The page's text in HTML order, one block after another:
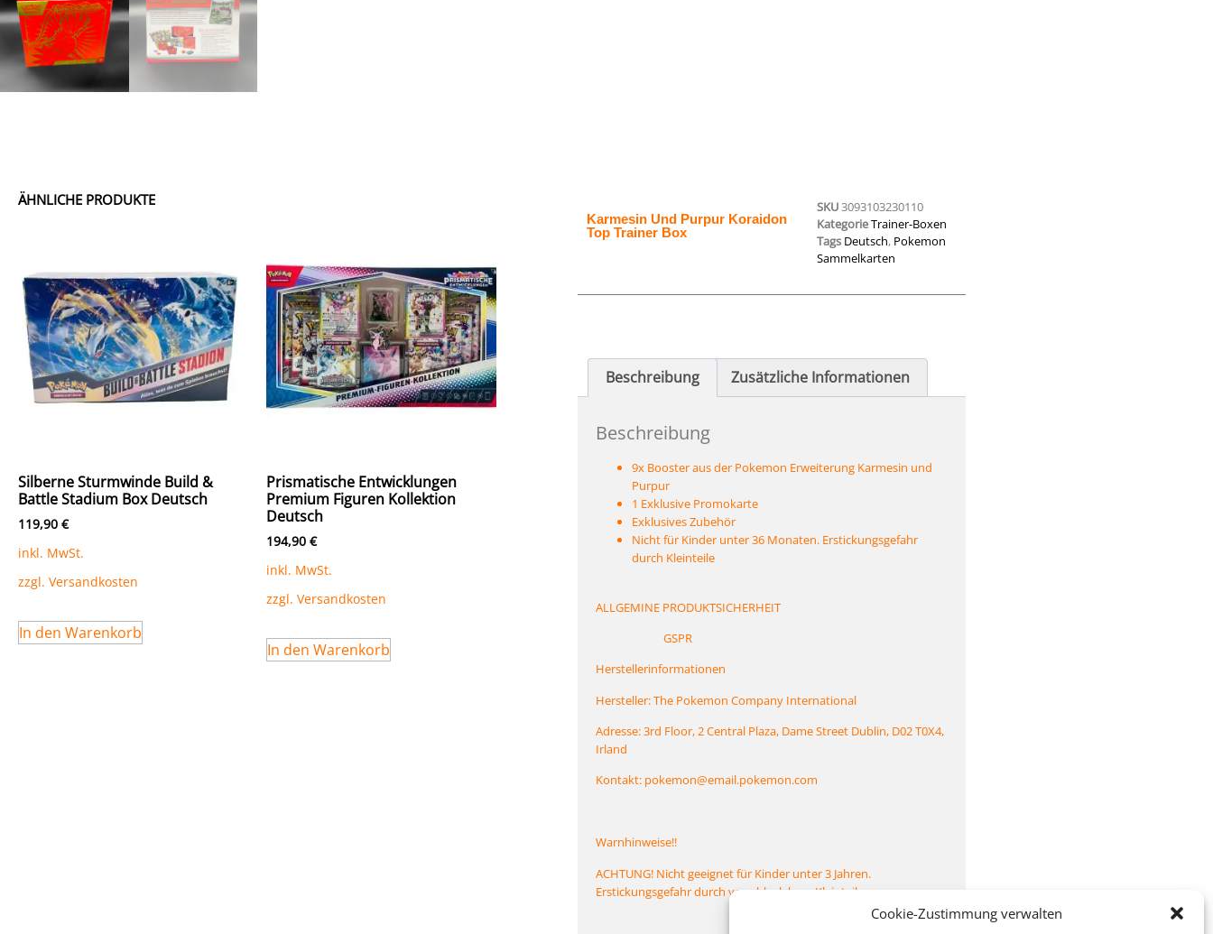
Cookie-Zustimmung verwalten
ÄHNLICHE PRODUKTE
Silberne Sturmwinde Build &
Battle Stadium Box Deutsch
119,90 €
inkl. MwSt.
zzgl. Versandkosten
In den Warenkorb
Prismatische Entwicklungen
Premium Figuren Kollektion
Deutsch
194,90 €
inkl. MwSt.
zzgl. Versandkosten
In den Warenkorb
Karmesin Und Purpur Koraidon
Top Trainer Box
SKU3093103230110
KategorieTrainer-Boxen
Tags Deutsch, Pokemon
Sammelkarten
Beschreibung Zusätzliche Informationen
Beschreibung
9x Booster aus der Pokemon Erweiterung Karmesin und
Purpur
1 Exklusive Promokarte
Exklusives Zubehör
Nicht für Kinder unter 36 Monaten. Erstickungsgefahr
durch Kleinteile
ALLGEMINE PRODUKTSICHERHEIT
GSPR
Herstellerinformationen
Hersteller: The Pokemon Company International
Adresse: 3rd Floor, 2 Central Plaza, Dame Street Dublin, D02 T0X4,
Irland
Kontakt: pokemon@email.pokemon.com
Warnhinweise!!
ACHTUNG! Nicht geeignet für Kinder unter 3 Jahren.
Erstickungsgefahr durch verschluck bare Kleinteile.